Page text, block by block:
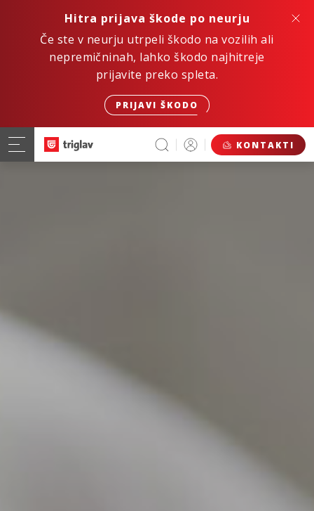
Hitra prijava škode po neurju
Če ste v neurju utrpeli škodo na vozilih ali
nepremičninah, lahko škodo najhitreje
prijavite preko spleta.
PRIJAVI ŠKODO
KONTAKTI